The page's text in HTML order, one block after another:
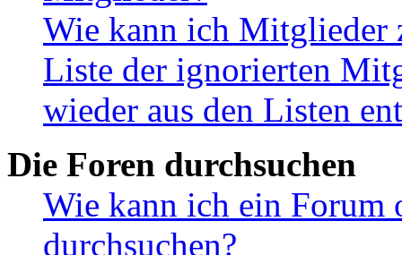
Wie kann ich Mitglieder
Liste der ignorierten
wieder aus den Listen
Die Foren durchsuchen
Wie kann ich ein Forum
durchsuchen?